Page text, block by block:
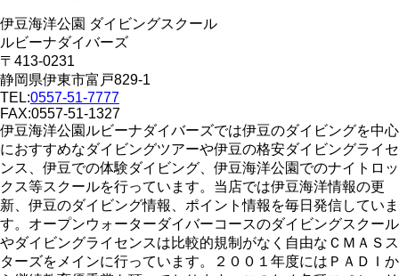
伊豆海洋公園 ダイビングスクール
ルビーナダイバーズ
〒413-0231
静岡県伊東市富戸829-1
TEL:0557-51-7777
FAX:0557-51-1327
伊豆海洋公園ルビーナダイバーズでは伊豆のダイビングを中心
におすすめなダイビングツアーや伊豆の格安ダイビングライセ
ンス、伊豆での体験ダイビング、伊豆海洋公園でのナイトロッ
クス等スクールを行っています。当店では伊豆海洋情報の更
新、伊豆のダイビング情報、ポイント情報を毎日発信していま
す。オープンウォーターダイバーコースのダイビングスクール
やダイビングライセンスは比較的規制がなく自由なＣＭＡＳス
ターズをメインに行っています。２００１年度にはＰＡＤＩか